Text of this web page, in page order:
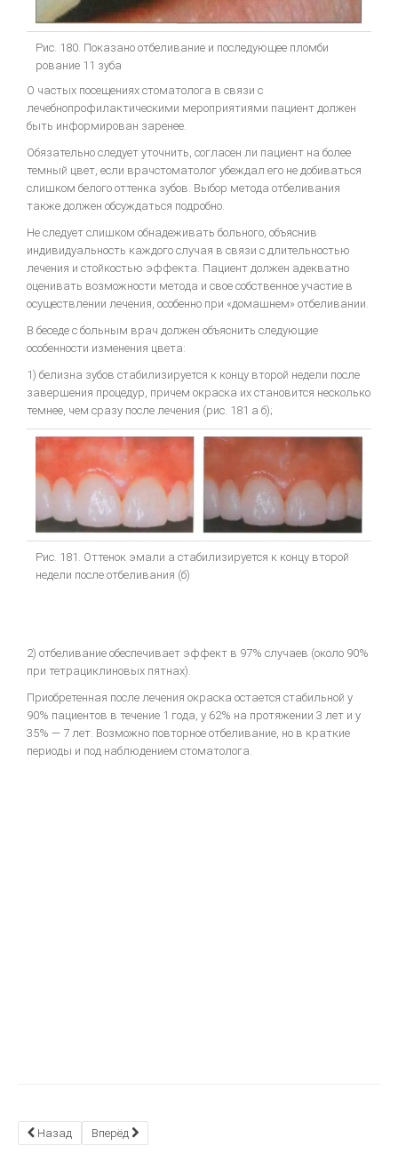
Рис. 180. Показано отбеливание и последующее пломби
рование 11 зуба
О частых посещениях стоматолога в связи с
лечебнопрофилактическими мероприятиями пациент должен
быть информирован заренее.
Обязательно следует уточнить, согласен ли пациент на более
темный цвет, если врачстоматолог убеждал его не добиваться
слишком белого оттенка зубов. Выбор метода отбеливания
также должен обсуждаться подробно.
Не следует слишком обнадеживать больного, объяснив
индивидуальность каждого случая в связи с длительностью
лечения и стойкостью эффекта. Пациент должен адекватно
оценивать возможности метода и свое собственное участие в
осуществлении лечения, особенно при «домашнем» отбеливании.
В беседе с больным врач должен объяснить следующие
особенности изменения цвета:
1) белизна зубов стабилизируется к концу второй недели после
завершения процедур, причем окраска их становится несколько
темнее, чем сразу после лечения (рис. 181 а б);
Рис. 181. Оттенок эмали а стабилизируется к концу второй
недели после отбеливания (б)
2) отбеливание обеспечивает эффект в 97% случаев (около 90%
при тетрациклиновых пятнах).
Приобретенная после лечения окраска остается стабильной у
90% пациентов в течение 1 года, у 62% на протяжении 3 лет и у
35% — 7 лет. Возможно повторное отбеливание, но в краткие
периоды и под наблюдением стоматолога.
Назад Вперёд